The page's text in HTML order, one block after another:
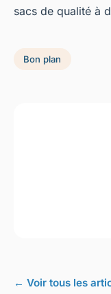
sacs de qualité à
Bon plan
← Voir tous les